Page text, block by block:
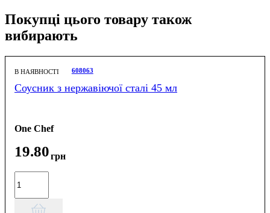
Покупці цього товару також
вибирають
В НАЯВНОСТІ 608063
Соусник з нержавіючої сталі 45 мл
One Chef
19.80грн